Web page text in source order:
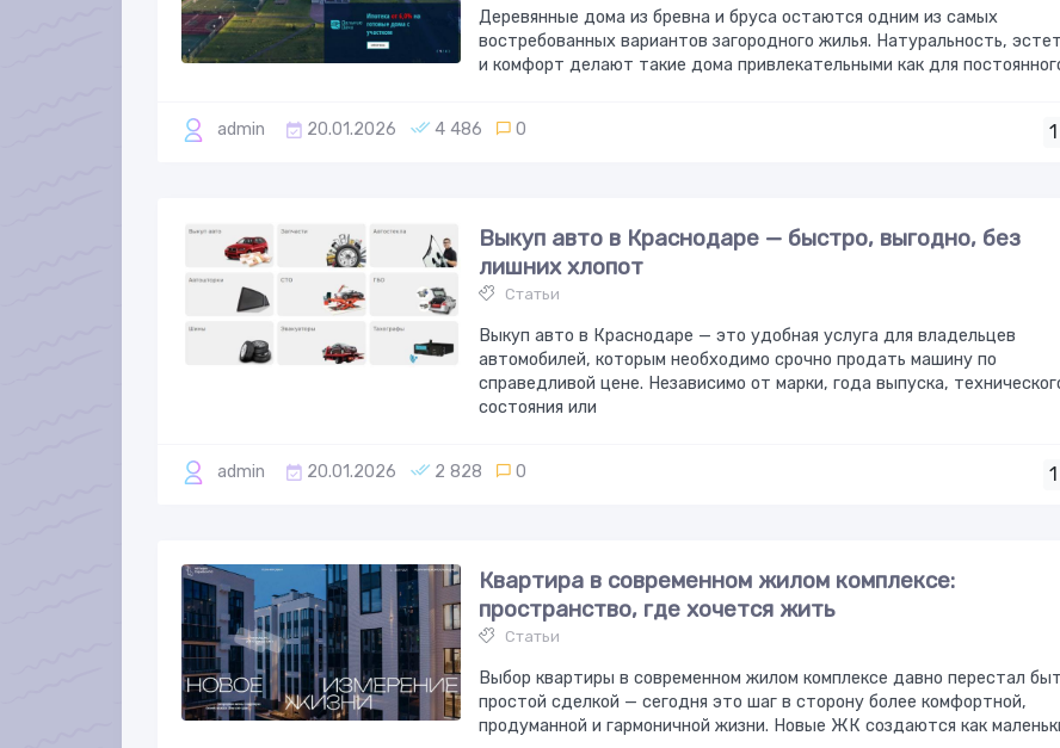
Деревянные дома из бревна и бруса остаются одним из самых
востребованных вариантов загородного жилья. Натуральность,
и комфорт делают такие дома привлекательными как для
admin 20.01.2026 4 486 0 1
Выкуп авто в Краснодаре — быстро, выгодно, без
лишних хлопот
Статьи
Выкуп авто в Краснодаре — это удобная услуга для владельцев
автомобилей, которым необходимо срочно продать машину по
справедливой цене. Независимо от марки, года выпуска,
состояния или
admin 20.01.2026 2 828 0 1
Квартира в современном жилом комплексе:
пространство, где хочется жить
Статьи
Выбор квартиры в современном жилом комплексе давно перестал
простой сделкой — сегодня это шаг в сторону более комфортной,
продуманной и гармоничной жизни. Новые ЖК создаются как